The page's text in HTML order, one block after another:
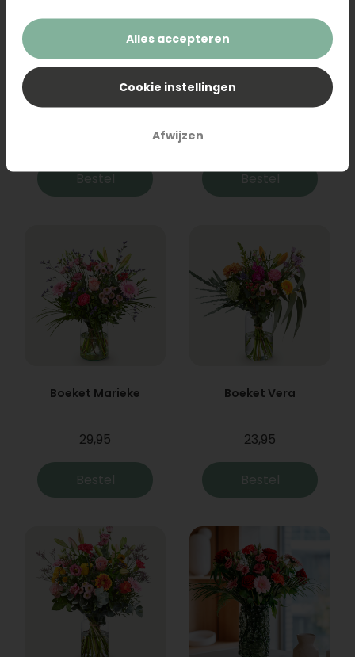
Boeket Raya
Bestel
Sanseveria
Bestel
Boeket Marieke
29,95
Bestel
Boeket Vera
23,95
Bestel
Alles accepteren
Cookie instellingen
Afwijzen